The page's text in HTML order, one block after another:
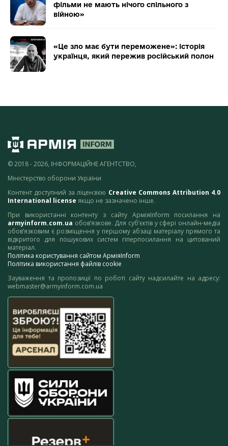
фільми не мають нічого спільного з
війною»
«Це зло має бути переможене»: історія
українця, який пережив російський полон
© 2018 - 2026, ІНФОРМАЦІЙНЕ АГЕНТСТВО,
Міністерство оборони України
Контент доступний за ліцензією Creative Commons Attribution 4.0
International license якщо не зазначено інше.
При використанні контенту з сайту АрміяInform посилання на
armyinform.com.ua обов’язкове. Для суб’єктів у сфері онлайн-медіа
обов’язковим є розміщення у першому абзаці матеріалу прямого та
відкритого для пошукових систем гіперпосилання на цитований
матеріал.
Політика користування сайтом АрміяInform
Політика використання файлів cookie
Зауваження та пропозиції по роботі сайту надсилайте на адресу:
webmaster@armyinform.com.ua